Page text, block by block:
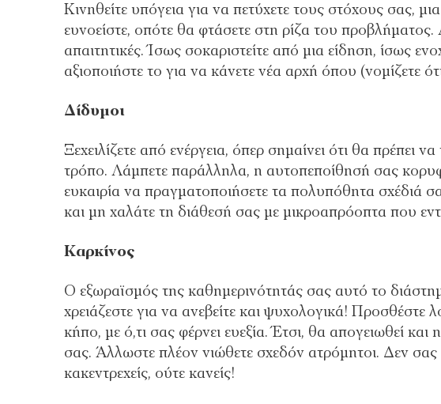
Κινηθείτε υπόγεια για να πετύχετε τους στόχους σας,
ευνοείστε, οπότε θα φτάσετε στη ρίζα του προβλήματος.
απαιτητικές. Ίσως σοκαριστείτε από μια είδηση, ίσως
αξιοποιήστε το για να κάνετε νέα αρχή όπου (νομίζετε
Δίδυμοι
Ξεχειλίζετε από ενέργεια, όπερ σημαίνει ότι θα πρέπει
τρόπο. Λάμπετε παράλληλα, η αυτοπεποίθησή σας
ευκαιρία να πραγματοποιήσετε τα πολυπόθητα σχέδιά
και μη χαλάτε τη διάθεσή σας με μικροαπρόοπτα που
Καρκίνος
Ο εξωραϊσμός της καθημερινότητάς σας αυτό το
χρειάζεστε για να ανεβείτε και ψυχολογικά! Προσθέστε
κήπο, με ό,τι σας φέρνει ευεξία. Έτσι, θα απογειωθεί
σας. Άλλωστε πλέον νιώθετε σχεδόν ατρόμητοι. Δεν σας
κακεντρεχείς, ούτε κανείς!